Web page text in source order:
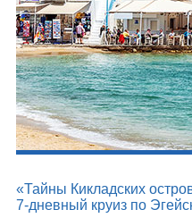
«Тайны Кикладских
7-дневный круиз по